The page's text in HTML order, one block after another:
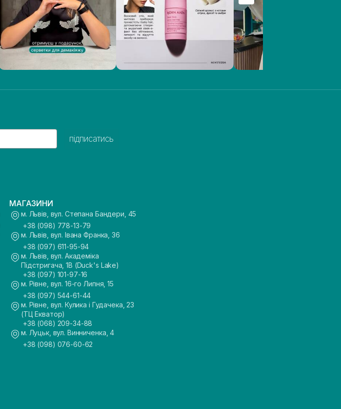
підписатись
МАГАЗИНИ
м. Львів, вул. Степана Бандери, 45
+38 (098) 778-13-79
м. Львів, вул. Івана Франка, 36
+38 (097) 611-95-94
м. Львів, вул. Академіка
Підстригача, 1В (Duck's Lake)
+38 (097) 101-97-16
м. Рівне, вул. 16-го Липня, 15
+38 (097) 544-61-44
м. Рівне, вул. Кулика і Гудачека, 23
(ТЦ Екватор)
+38 (068) 209-34-88
м. Луцьк, вул. Винниченка, 4
+38 (098) 076-60-62